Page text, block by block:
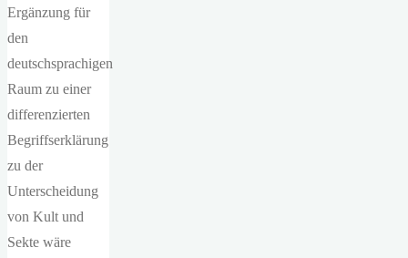
Ergänzung für
den
deutschsprachigen
Raum zu einer
differenzierten
Begriffserklärung
zu der
Unterscheidung
von Kult und
Sekte wäre